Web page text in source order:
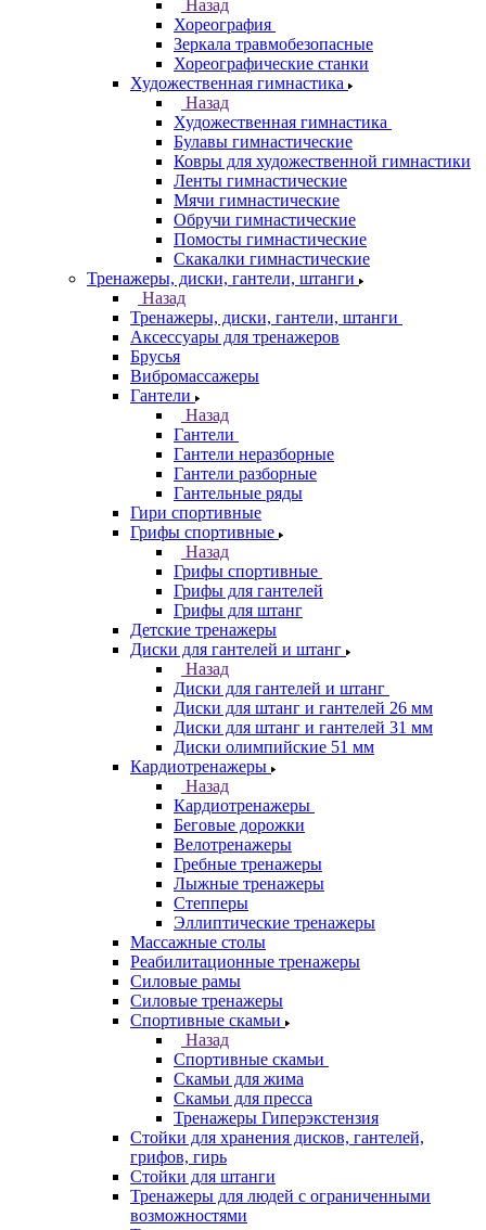
Назад
Хореография
Зеркала травмобезопасные
Хореографические станки
Художественная гимнастика
Назад
Художественная гимнастика
Булавы гимнастические
Ковры для художественной гимнастики
Ленты гимнастические
Мячи гимнастические
Обручи гимнастические
Помосты гимнастические
Скакалки гимнастические
Тренажеры, диски, гантели, штанги
Назад
Тренажеры, диски, гантели, штанги
Аксессуары для тренажеров
Брусья
Вибромассажеры
Гантели
Назад
Гантели
Гантели неразборные
Гантели разборные
Гантельные ряды
Гири спортивные
Грифы спортивные
Назад
Грифы спортивные
Грифы для гантелей
Грифы для штанг
Детские тренажеры
Диски для гантелей и штанг
Назад
Диски для гантелей и штанг
Диски для штанг и гантелей 26 мм
Диски для штанг и гантелей 31 мм
Диски олимпийские 51 мм
Кардиотренажеры
Назад
Кардиотренажеры
Беговые дорожки
Велотренажеры
Гребные тренажеры
Лыжные тренажеры
Степперы
Эллиптические тренажеры
Массажные столы
Реабилитационные тренажеры
Силовые рамы
Силовые тренажеры
Спортивные скамьи
Назад
Спортивные скамьи
Скамьи для жима
Скамьи для пресса
Тренажеры Гиперэкстензия
Стойки для хранения дисков, гантелей,
грифов, гирь
Стойки для штанги
Тренажеры для людей с ограниченными
возможностями